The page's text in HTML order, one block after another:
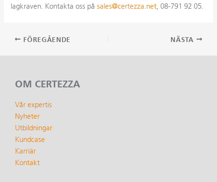
lagkraven. Kontakta oss påsales@certezza.net, 08-791 92 05.
Inläggsnavigering
FÖREGÅENDE NÄSTA
OM CERTEZZA
Vår expertis
Nyheter
Utbildningar
Kundcase
Karriär
Kontakt